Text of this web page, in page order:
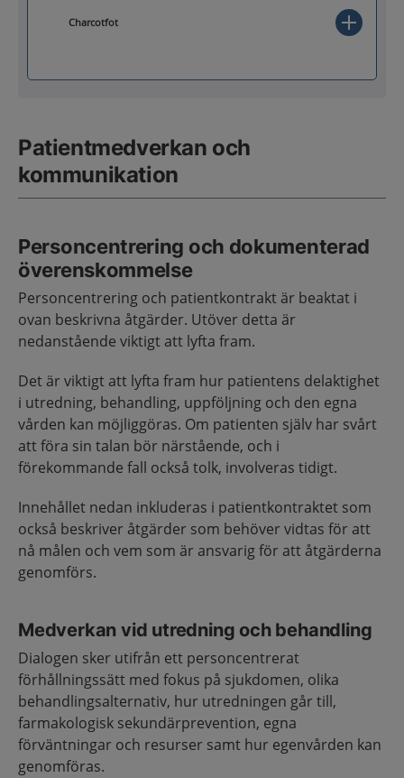
Charcotfot
Patientmedverkan och
kommunikation
Personcentrering och dokumenterad
överenskommelse
Personcentrering och patientkontrakt är beaktat i
ovan beskrivna åtgärder. Utöver detta är
nedanstående viktigt att lyfta fram.
Det är viktigt att lyfta fram hur patientens delaktighet
i utredning, behandling, uppföljning och den egna
vården kan möjliggöras. Om patienten själv har svårt
att föra sin talan bör närstående, och i
förekommande fall också tolk, involveras tidigt.
Innehållet nedan inkluderas i patientkontraktet som
också beskriver åtgärder som behöver vidtas för att
nå målen och vem som är ansvarig för att åtgärderna
genomförs.
Medverkan vid utredning och behandling
Dialogen sker utifrån ett personcentrerat
förhållningssätt med fokus på sjukdomen, olika
behandlingsalternativ, hur utredningen går till,
farmakologisk sekundärprevention, egna
förväntningar och resurser samt hur egenvården kan
genomföras.